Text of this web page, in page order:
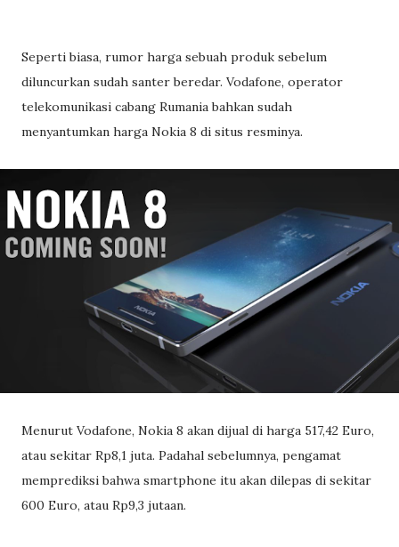
Seperti biasa, rumor harga sebuah produk sebelum
diluncurkan sudah santer beredar. Vodafone, operator
telekomunikasi cabang Rumania bahkan sudah
menyantumkan harga Nokia 8 di situs resminya.
Menurut Vodafone, Nokia 8 akan dijual di harga 517,42 Euro,
atau sekitar Rp8,1 juta. Padahal sebelumnya, pengamat
memprediksi bahwa smartphone itu akan dilepas di sekitar
600 Euro, atau Rp9,3 jutaan.